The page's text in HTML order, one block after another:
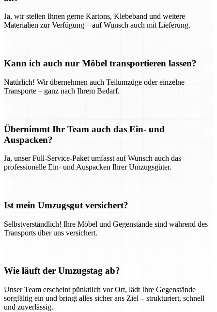
Ja, wir stellen Ihnen gerne Kartons, Klebeband und weitere
Materialien zur Verfügung – auf Wunsch auch mit Lieferung.
Kann ich auch nur Möbel transportieren lassen?
Natürlich! Wir übernehmen auch Teilumzüge oder einzelne
Transporte – ganz nach Ihrem Bedarf.
Übernimmt Ihr Team auch das Ein- und
Auspacken?
Ja, unser Full-Service-Paket umfasst auf Wunsch auch das
professionelle Ein- und Auspacken Ihrer Umzugsgüter.
Ist mein Umzugsgut versichert?
Selbstverständlich! Ihre Möbel und Gegenstände sind während des
Transports über uns versichert.
Wie läuft der Umzugstag ab?
Unser Team erscheint pünktlich vor Ort, lädt Ihre Gegenstände
sorgfältig ein und bringt alles sicher ans Ziel – strukturiert, schnell
und zuverlässig.